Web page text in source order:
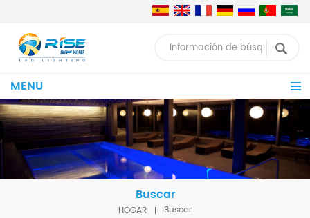
MENU
Buscar
HOGAR Buscar